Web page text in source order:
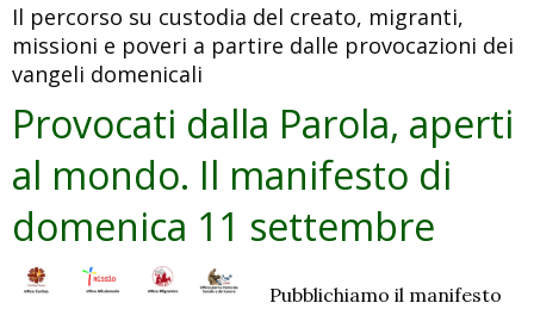
manifesto
di
domenica
settembre
Il percorso su custodia del creato, migranti,
missioni e poveri a partire dalle provocazioni dei
vangeli domenicali
Provocati dalla Parola, aperti
al mondo. Il manifesto di
domenica 11 settembre
Pubblichiamo il manifesto